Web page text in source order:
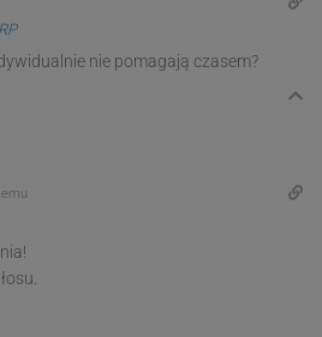
nie pomagają czasem?